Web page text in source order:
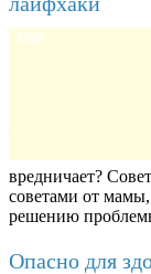
8780
вредничает?
советами от
решению
Опасно для